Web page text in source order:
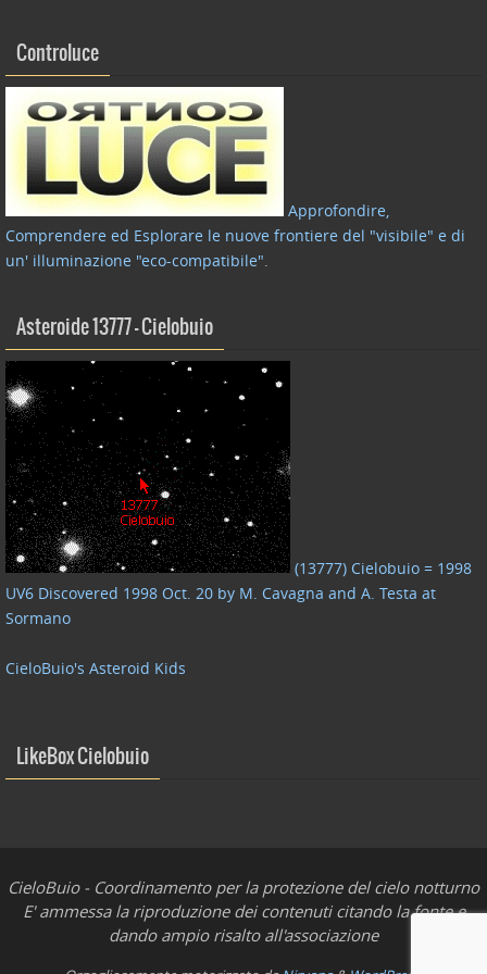
Controluce
Approfondire,
Comprendere ed Esplorare le nuove frontiere del "visibile" e di
un' illuminazione "eco-compatibile".
Asteroide 13777 – Cielobuio
(13777) Cielobuio = 1998
UV6 Discovered 1998 Oct. 20 by M. Cavagna and A. Testa at
Sormano
CieloBuio's Asteroid Kids
LikeBox Cielobuio
CieloBuio - Coordinamento per la protezione del cielo notturno
E' ammessa la riproduzione dei contenuti citando la fonte e
dando ampio risalto all'associazione